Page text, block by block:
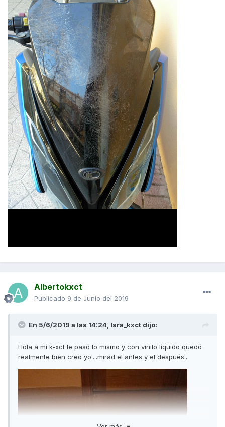
Albertokxct
Publicado 9 de Junio del 2019
En 5/6/2019 a las 14:24, Isra_kxct dijo:
Hola a mí k-xct le pasó lo mismo y con vinilo líquido quedó
realmente bien creo yo....mirad el antes y el después...